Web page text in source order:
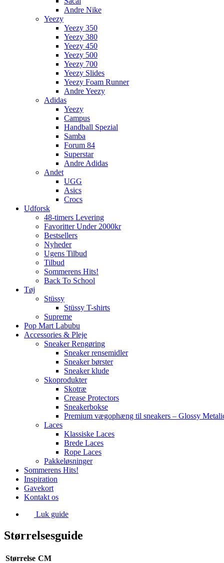
Andre Nike
Yeezy
Yeezy 350
Yeezy 380
Yeezy 450
Yeezy 500
Yeezy 700
Yeezy Slides
Yeezy Foam Runner
Andre Yeezy
Adidas
Yeezy
Campus
Handball Spezial
Samba
Forum 84
Superstar
Andre Adidas
Andet
UGG
Asics
Crocs
Udforsk
48-timers Levering
Favoritter Under 2000kr
Bestsellers
Nyheder
Ugens Tilbud
Tilbud
Sommerens Hits!
Back To School
Tøj
Stüssy
Stüssy T-shirts
Supreme
Pop Mart Labubu
Accessories & Pleje
Sneaker Rengøring
Sneaker rensemidler
Sneaker børster
Sneaker klude
Skoprodukter
Skotræ
Crease Protectors
Sneakerbokse
Premium vægophæng til sneakers – Glossy
Laces
Klassiske Laces
Brede Laces
Rope Laces
Pakkeløsninger
Sommerens Hits!
Inspiration
Gavekort
Kontakt os
Luk guide
Størrelsesguide
Størrelse CM